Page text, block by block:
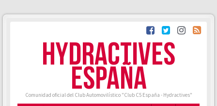
HYDRACTIVES
ESPAÑA
Comunidad oficial del Club Automovilístico "Club C5 España - Hydractives"